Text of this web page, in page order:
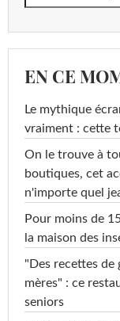
EN CE
Le mythique
vraiment : cette
On le trouve à
boutiques, cet
n'importe quel
Pour moins de
la maison des
"Des recettes de
mères" : ce
seniors